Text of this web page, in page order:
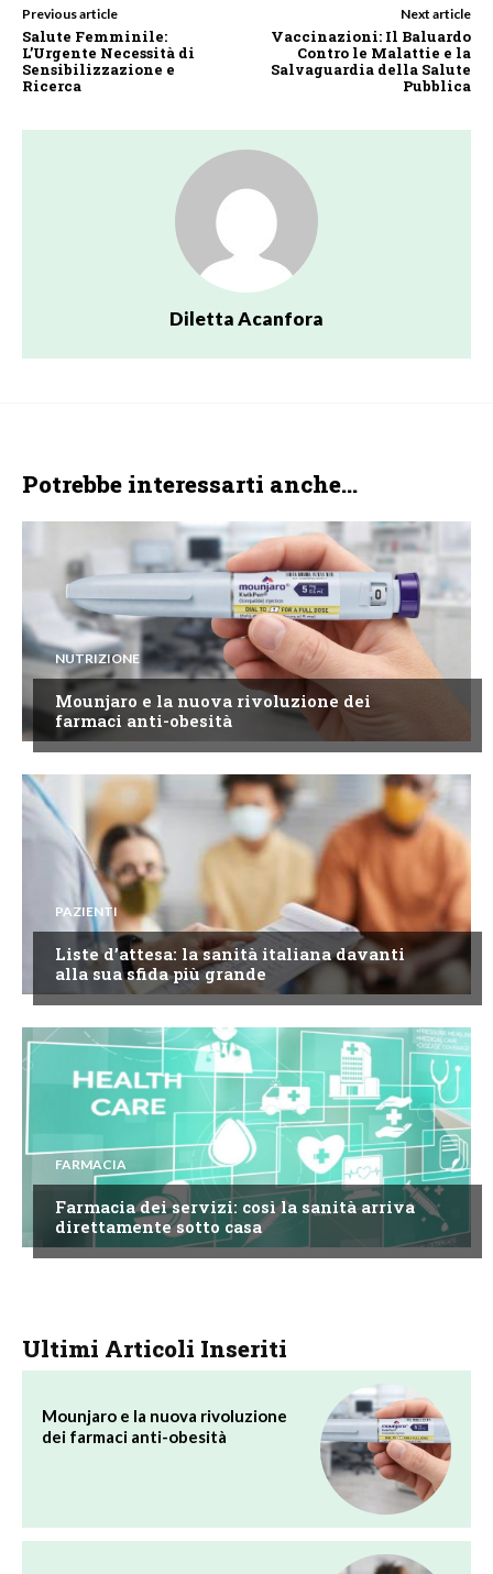
Previous article
Salute Femminile:
L’Urgente Necessità di
Sensibilizzazione e
Ricerca
Next article
Vaccinazioni: Il Baluardo
Contro le Malattie e la
Salvaguardia della Salute
Pubblica
Diletta Acanfora
Potrebbe interessarti anche...
NUTRIZIONE
Mounjaro e la nuova rivoluzione dei
farmaci anti-obesità
PAZIENTI
Liste d’attesa: la sanità italiana davanti
alla sua sfida più grande
FARMACIA
Farmacia dei servizi: così la sanità arriva
direttamente sotto casa
Ultimi Articoli Inseriti
Mounjaro e la nuova rivoluzione
dei farmaci anti-obesità